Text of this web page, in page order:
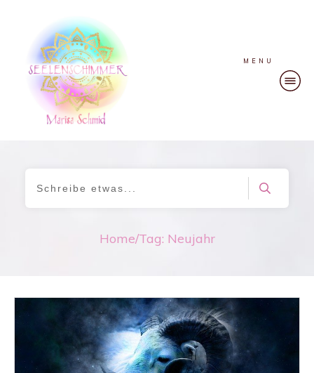
MENU
Home/Tag: Neujahr